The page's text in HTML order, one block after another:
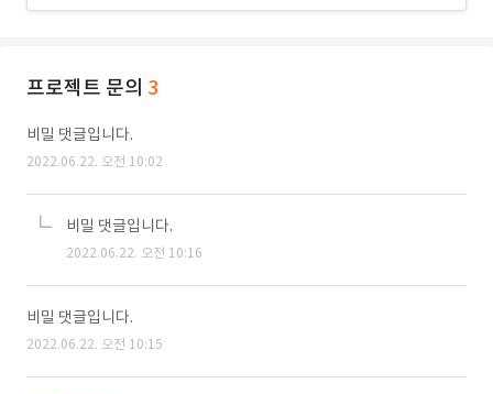
프로젝트 문의 3
비밀 댓글입니다.
2022.06.22. 오전 10:02
비밀 댓글입니다.
2022.06.22. 오전 10:16
비밀 댓글입니다.
2022.06.22. 오전 10:15